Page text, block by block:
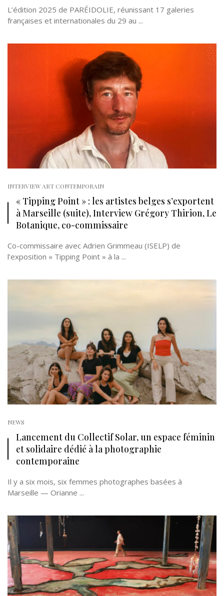
L’édition 2025 de PARÉIDOLIE, réunissant 17 galeries
françaises et internationales du 29 au ...
INTERVIEW ART CONTEMPORAIN
« Tipping Point » : les artistes belges s’exportent
à Marseille (suite), Interview Grégory Thirion, Le
Botanique, co-commissaire
Co-commissaire avec Adrien Grimmeau (ISELP) de
l’exposition « Tipping Point » à la ...
NEWS
Lancement du Collectif Solar, un espace féminin
et solidaire dédié à la photographie
contemporaine
Il y a six mois, six femmes photographes basées à
Marseille — Orianne ...